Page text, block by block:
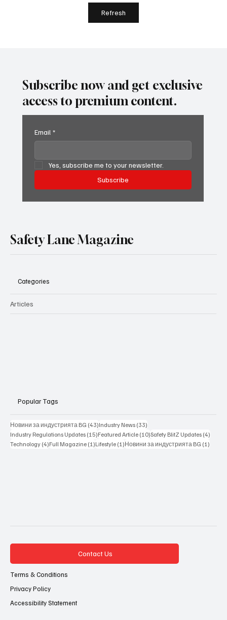
Не продавайте, не купувайте и не
Refresh
Subscribe now and get exclusive
access to premium content.
Email *
Yes, subscribe me to your newsletter.
Subscribe
Safety Lane Magazine
Categories
Articles
Popular Tags
Новини за индустрията BG (43)43 posts
Industry News (33)
Industry Regulations Updates (15)15 posts
Featured Article (10)10 posts
Safety BlitZ Updates (4)
Technology (4)4 posts
Full Magazine (1)1 post
Lifestyle (1)1 post
Новини за индустрията BG (1)
Contact Us
Terms & Conditions
Privacy Policy
Accessibility Statement